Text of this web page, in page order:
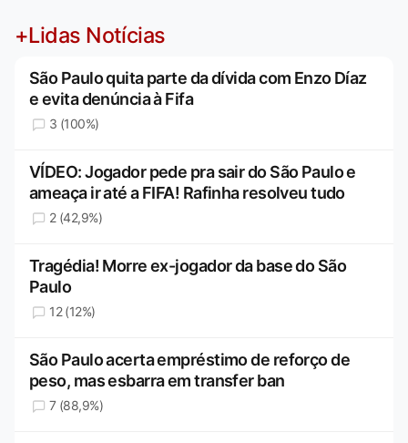
+Lidas Notícias
São Paulo quita parte da dívida com Enzo Díaz
e evita denúncia à Fifa
3 (100%)
VÍDEO: Jogador pede pra sair do São Paulo e
ameaça ir até a FIFA! Rafinha resolveu tudo
2 (42,9%)
Tragédia! Morre ex-jogador da base do São
Paulo
12 (12%)
São Paulo acerta empréstimo de reforço de
peso, mas esbarra em transfer ban
7 (88,9%)